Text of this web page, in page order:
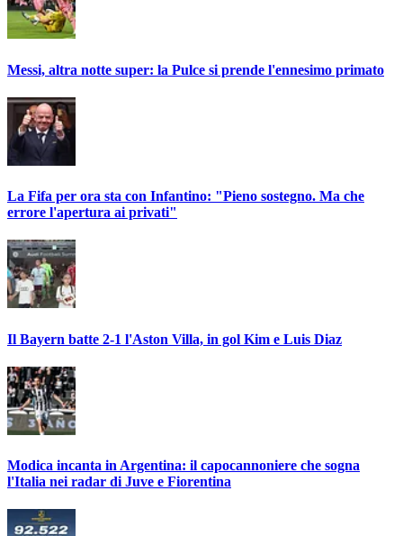
Messi, altra notte super: la Pulce si prende l'ennesimo primato
La Fifa per ora sta con Infantino: "Pieno sostegno. Ma che
errore l'apertura ai privati"
Il Bayern batte 2-1 l'Aston Villa, in gol Kim e Luis Diaz
Modica incanta in Argentina: il capocannoniere che sogna
l'Italia nei radar di Juve e Fiorentina